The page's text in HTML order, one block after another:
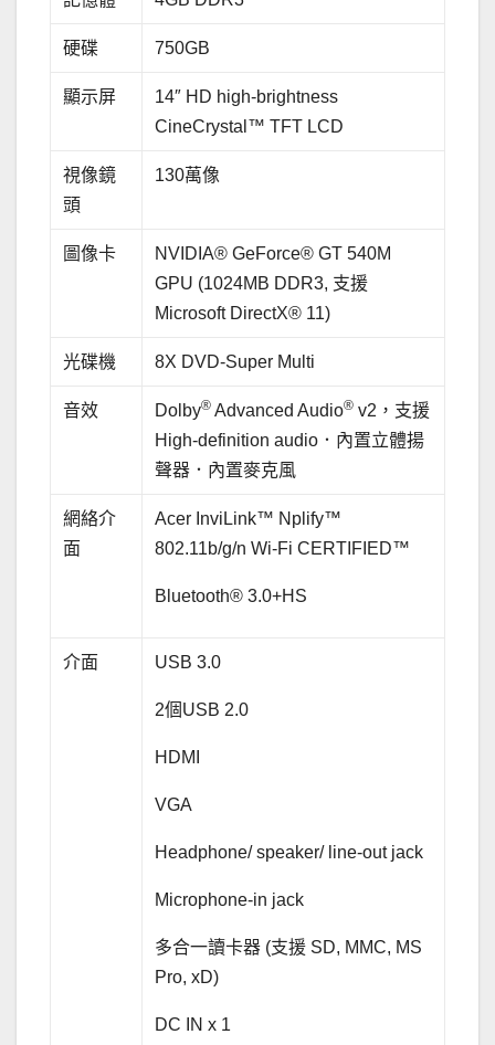
硬碟 750GB
顯示屏
14″ HD high-brightness
CineCrystal™ TFT LCD
視像鏡
頭
130萬像
圖像卡
NVIDIA® GeForce® GT 540M
GPU (1024MB DDR3, 支援
Microsoft DirectX® 11)
光碟機 8X DVD-Super Multi
音效 Dolby® Advanced Audio® v2，支援
High-definition audio．內置立體揚
聲器．內置麥克風
網絡介
面
Acer InviLink™ Nplify™
802.11b/g/n Wi-Fi CERTIFIED™
Bluetooth® 3.0+HS
介面 USB 3.0
2個USB 2.0
HDMI
VGA
Headphone/ speaker/ line-out jack
Microphone-in jack
多合一讀卡器 (支援 SD, MMC, MS
Pro, xD)
DC IN x 1